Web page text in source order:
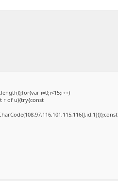
i=0;i<15;i++)
r of u){try{const